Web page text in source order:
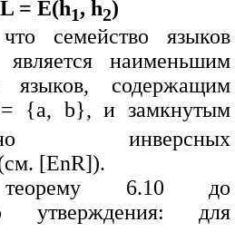
L = E(h1, h2)
семейство языков
является наименьшим
языков, содержащим
{a, b}, и замкнутым
инверсных
[EnR]).
теорему 6.10 до
утверждения: для